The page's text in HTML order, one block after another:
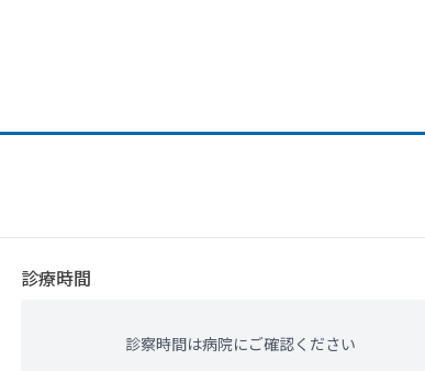
診療時間
診察時間は病院にご確認ください